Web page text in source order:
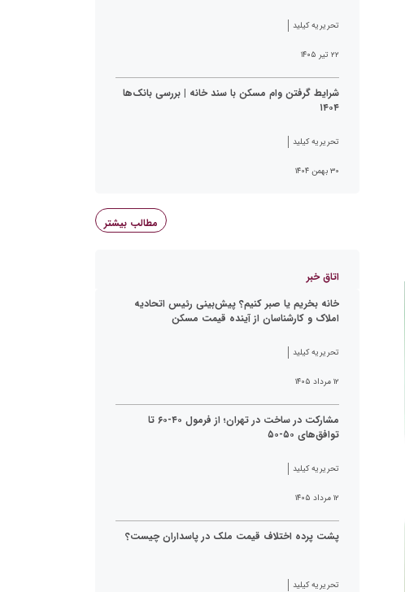
تحریریه کیلید
۲۲ تیر ۱۴۰۵
شرایط گرفتن وام مسکن با سند خانه | بررسی بانک‌ها
۱۴۰۴
تحریریه کیلید
۳۰ بهمن ۱۴۰۴
مطالب بیشتر
اتاق خبر
خانه بخریم یا صبر کنیم؟ پیش‌بینی رئیس اتحادیه
املاک و کارشناسان از آینده قیمت مسکن
تحریریه کیلید
۱۲ مرداد ۱۴۰۵
مشارکت در ساخت در تهران؛ از فرمول ۴۰-۶۰ تا
توافق‌های ۵۰-۵۰
تحریریه کیلید
۱۲ مرداد ۱۴۰۵
پشت پرده اختلاف قیمت ملک در پاسداران چیست؟
تحریریه کیلید